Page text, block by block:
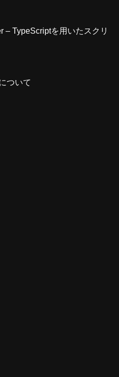
– TypeScriptを用いたスクリ
ついて